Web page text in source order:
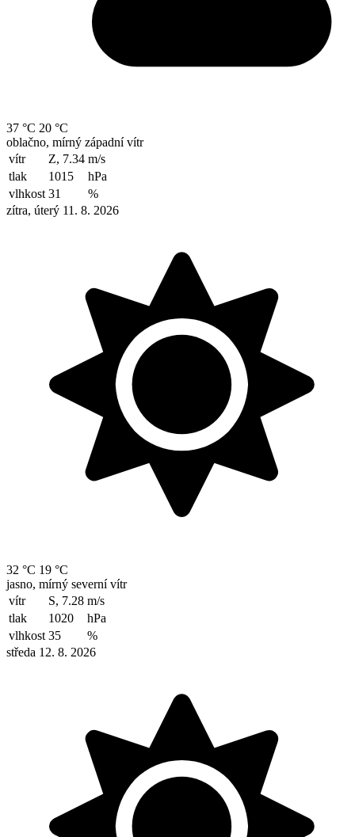
37 °C 20 °C
oblačno, mírný západní vítr
vítr
Z, 7.34 m/s
tlak
1015
hPa
vlhkost 31
%
zítra, úterý 11. 8. 2026
32 °C 19 °C
jasno, mírný severní vítr
vítr
S, 7.28 m/s
tlak
1020
hPa
vlhkost 35
%
středa 12. 8. 2026